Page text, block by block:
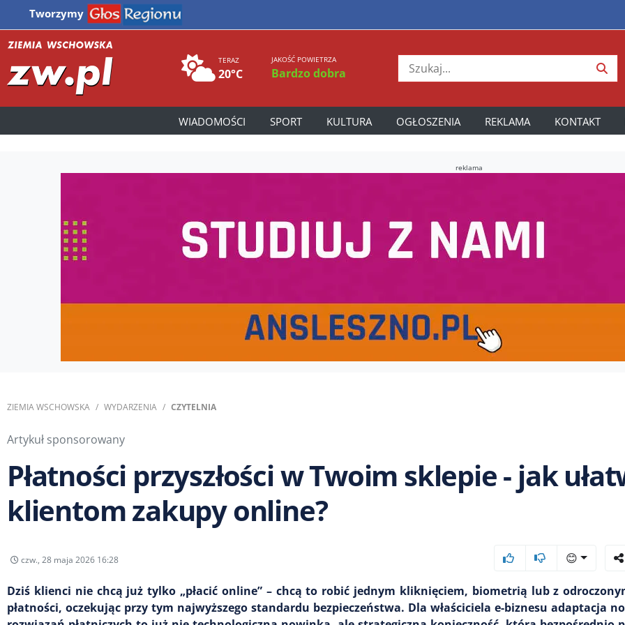
Tworzymy
TERAZ
20°C
JAKOŚĆ POWIETRZA
Bardzo dobra
WIADOMOŚCI SPORT KULTURA OGŁOSZENIA REKLAMA KONTAKT
reklama
ZIEMIA WSCHOWSKA WYDARZENIA CZYTELNIA
Artykuł sponsorowany
Płatności przyszłości w Twoim sklepie - jak
klientom zakupy online?
czw., 28 maja 2026 16:28 😊
Dziś klienci nie chcą już tylko „płacić online” – chcą to robić jednym kliknięciem, biometrią lub z
płatności, oczekując przy tym najwyższego standardu bezpieczeństwa. Dla właściciela e-biznesu adaptacja